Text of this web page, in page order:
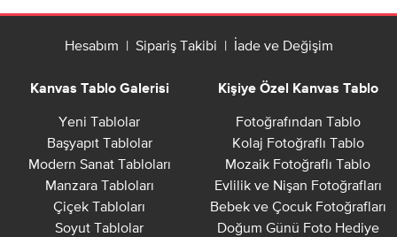
Hesabım | Sipariş Takibi | İade ve Değişim
Kanvas Tablo Galerisi
Yeni Tablolar
Başyapıt Tablolar
Modern Sanat Tabloları
Manzara Tabloları
Çiçek Tabloları
Soyut Tablolar
Kişiye Özel Kanvas Tablo
Fotoğrafından Tablo
Kolaj Fotoğraflı Tablo
Mozaik Fotoğraflı Tablo
Evlilik ve Nişan Fotoğrafları
Bebek ve Çocuk Fotoğrafları
Doğum Günü Foto Hediye